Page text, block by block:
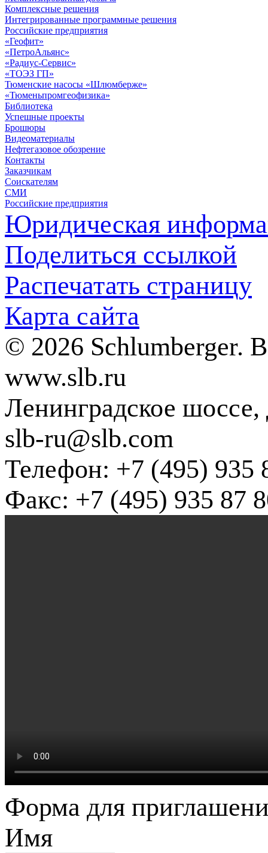
Комплексные решения
Интегрированные программные решения
Российские предприятия
«Геофит»
«ПетроАльянс»
«Радиус-Сервис»
«ТОЭЗ ГП»
Тюменские насосы «Шлюмберже»
«Тюменьпромгеофизика»
Библиотека
Успешные проекты
Брошюры
Видеоматериалы
Нефтегазовое обозрение
Контакты
Заказчикам
Соискателям
СМИ
Российские предприятия
Юридическая
Поделиться ссылкой
Распечатать страницу
Карта сайта
© 2026 Schlumberger.
www.slb.ru
Ленинградское
slb-ru@slb.com
Телефон: +7 (495) 935
Факс: +7 (495) 935 87
Форма для
Имя